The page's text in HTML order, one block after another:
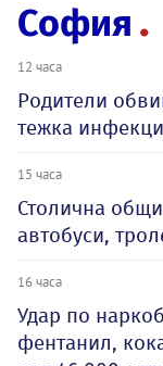
София
12 часа
Родители
тежка
15 часа
Столична
автобуси,
16 часа
Удар по
фентанил,